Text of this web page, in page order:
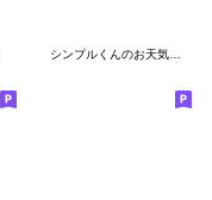
シンプルくんのお天気絵文字